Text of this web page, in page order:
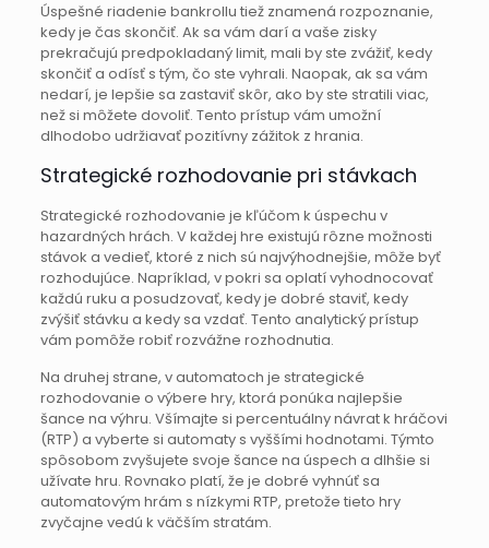
Úspešné riadenie bankrollu tiež znamená rozpoznanie,
kedy je čas skončiť. Ak sa vám darí a vaše zisky
prekračujú predpokladaný limit, mali by ste zvážiť, kedy
skončiť a odísť s tým, čo ste vyhrali. Naopak, ak sa vám
nedarí, je lepšie sa zastaviť skôr, ako by ste stratili viac,
než si môžete dovoliť. Tento prístup vám umožní
dlhodobo udržiavať pozitívny zážitok z hrania.
Strategické rozhodovanie pri stávkach
Strategické rozhodovanie je kľúčom k úspechu v
hazardných hrách. V každej hre existujú rôzne možnosti
stávok a vedieť, ktoré z nich sú najvýhodnejšie, môže byť
rozhodujúce. Napríklad, v pokri sa oplatí vyhodnocovať
každú ruku a posudzovať, kedy je dobré staviť, kedy
zvýšiť stávku a kedy sa vzdať. Tento analytický prístup
vám pomôže robiť rozvážne rozhodnutia.
Na druhej strane, v automatoch je strategické
rozhodovanie o výbere hry, ktorá ponúka najlepšie
šance na výhru. Všímajte si percentuálny návrat k hráčovi
(RTP) a vyberte si automaty s vyššími hodnotami. Týmto
spôsobom zvyšujete svoje šance na úspech a dlhšie si
užívate hru. Rovnako platí, že je dobré vyhnúť sa
automatovým hrám s nízkymi RTP, pretože tieto hry
zvyčajne vedú k väčším stratám.